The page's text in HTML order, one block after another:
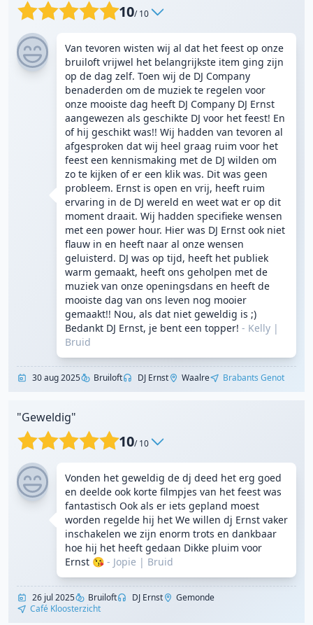
10/ 10
Van tevoren wisten wij al dat het feest op onze
bruiloft vrijwel het belangrijkste item ging zijn
op de dag zelf. Toen wij de DJ Company
benaderden om de muziek te regelen voor
onze mooiste dag heeft DJ Company DJ Ernst
aangewezen als geschikte DJ voor het feest! En
of hij geschikt was!! Wij hadden van tevoren al
afgesproken dat wij heel graag ruim voor het
feest een kennismaking met de DJ wilden om
zo te kijken of er een klik was. Dit was geen
probleem. Ernst is open en vrij, heeft ruim
ervaring in de DJ wereld en weet wat er op dit
moment draait. Wij hadden specifieke wensen
met een power hour. Hier was DJ Ernst ook niet
flauw in en heeft naar al onze wensen
geluisterd. DJ was op tijd, heeft het publiek
warm gemaakt, heeft ons geholpen met de
muziek van onze openingsdans en heeft de
mooiste dag van ons leven nog mooier
gemaakt!! Nou, als dat niet geweldig is ;)
Bedankt DJ Ernst, je bent een topper! - Kelly |
Bruid
30 aug 2025 Bruiloft DJ Ernst Waalre Brabants Genot
"Geweldig"
10/ 10
Vonden het geweldig de dj deed het erg goed
en deelde ook korte filmpjes van het feest was
fantastisch Ook als er iets gepland moest
worden regelde hij het We willen dj Ernst vaker
inschakelen we zijn enorm trots en dankbaar
hoe hij het heeft gedaan Dikke pluim voor
Ernst 😘 - Jopie | Bruid
26 jul 2025 Bruiloft DJ Ernst
Gemonde
Café Kloosterzicht